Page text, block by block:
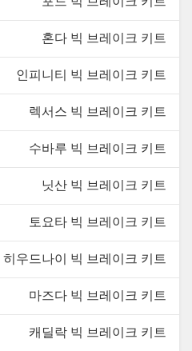
혼다 빅 브레이크 키트
인피니티 빅 브레이크 키트
렉서스 빅 브레이크 키트
수바루 빅 브레이크 키트
닛산 빅 브레이크 키트
토요타 빅 브레이크 키트
히우드나이 빅 브레이크 키트
마즈다 빅 브레이크 키트
캐딜락 빅 브레이크 키트